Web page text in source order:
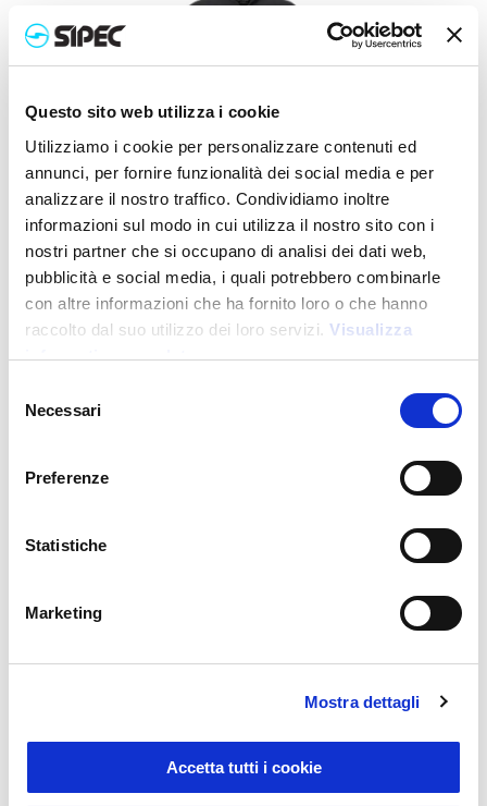
Questo sito web utilizza i cookie
Utilizziamo i cookie per personalizzare contenuti ed
annunci, per fornire funzionalità dei social media e per
analizzare il nostro traffico. Condividiamo inoltre
informazioni sul modo in cui utilizza il nostro sito con i
nostri partner che si occupano di analisi dei dati web,
pubblicità e social media, i quali potrebbero combinarle
con altre informazioni che ha fornito loro o che hanno
raccolto dal suo utilizzo dei loro servizi. Visualizza
informativa completa
delNecessari
Preferenze
Statistiche
Marketing
Mostra dettagli
Accetta tutti i cookie
Sustainable Living
UT24002
Unisex-Sweatshirt mit Reißverschluss aus regenerierter
Baumwolle und Polyester 280 g/m2
Preis: 26,000
Baumwolle und Polyester 280 g/m2